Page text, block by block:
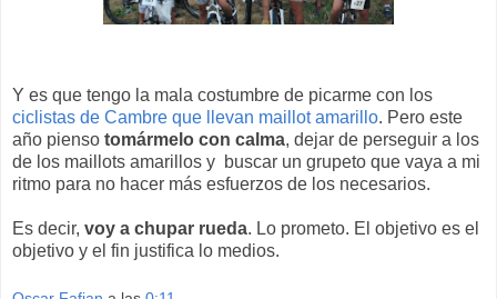
Y es que tengo la mala costumbre de picarme con los
ciclistas de Cambre que llevan maillot amarillo. Pero este
año pienso tomármelo con calma, dejar de perseguir a los
de los maillots amarillos y buscar un grupeto que vaya a mi
ritmo para no hacer más esfuerzos de los necesarios.
Es decir, voy a chupar rueda. Lo prometo. El objetivo es el
objetivo y el fin justifica lo medios.